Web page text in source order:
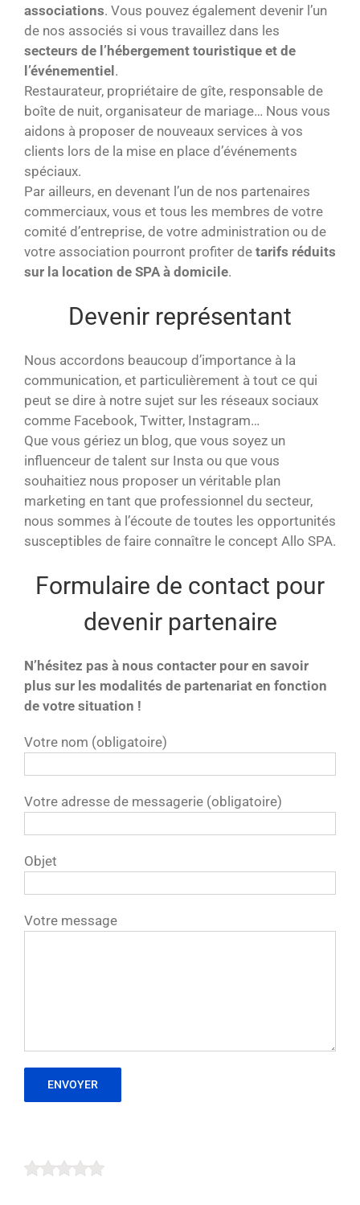
associations. Vous pouvez également devenir l’un
de nos associés si vous travaillez dans les
secteurs de l’hébergement touristique et de
l’événementiel.
Restaurateur, propriétaire de gîte, responsable de
boîte de nuit, organisateur de mariage… Nous vous
aidons à proposer de nouveaux services à vos
clients lors de la mise en place d’événements
spéciaux.
Par ailleurs, en devenant l’un de nos partenaires
commerciaux, vous et tous les membres de votre
comité d’entreprise, de votre administration ou de
votre association pourront profiter de tarifs réduits
sur la location de SPA à domicile.
Devenir représentant
Nous accordons beaucoup d’importance à la
communication, et particulièrement à tout ce qui
peut se dire à notre sujet sur les réseaux sociaux
comme Facebook, Twitter, Instagram…
Que vous gériez un blog, que vous soyez un
influenceur de talent sur Insta ou que vous
souhaitiez nous proposer un véritable plan
marketing en tant que professionnel du secteur,
nous sommes à l’écoute de toutes les opportunités
susceptibles de faire connaître le concept Allo SPA.
Formulaire de contact pour
devenir partenaire
N’hésitez pas à nous contacter pour en savoir
plus sur les modalités de partenariat en fonction
de votre situation !
Votre nom (obligatoire)
Votre adresse de messagerie (obligatoire)
Objet
Votre message